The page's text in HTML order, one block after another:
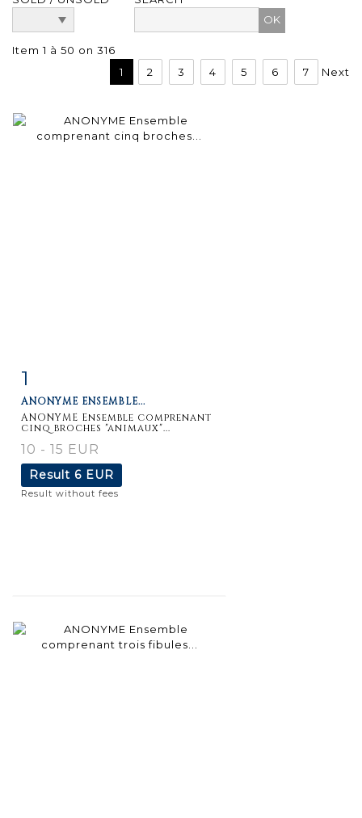
Item 1 à 50 on 316
1
2 3 4 5 6 7 Next
1
ANONYME ENSEMBLE...
ANONYME Ensemble comprenant
cinq broches "animaux"...
10 - 15 EUR
Result 6 EUR
Result without fees